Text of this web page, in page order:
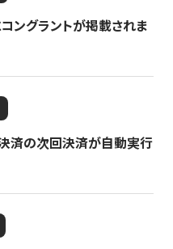
ングラントが掲載されま
済の次回決済が自動実行